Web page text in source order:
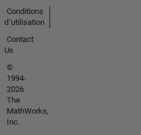
Conditions
d՚utilisation
Contact
Us
©
1994-
2026
The
MathWorks,
Inc.